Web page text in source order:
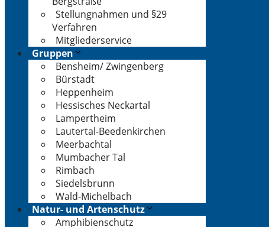
Stellungnahmen und §29
Verfahren
Mitgliederservice
Gruppen
Bensheim/ Zwingenberg
Bürstadt
Heppenheim
Hessisches Neckartal
Lampertheim
Lautertal-Beedenkirchen
Meerbachtal
Mumbacher Tal
Rimbach
Siedelsbrunn
Wald-Michelbach
Natur- und Artenschutz
Amphibienschutz